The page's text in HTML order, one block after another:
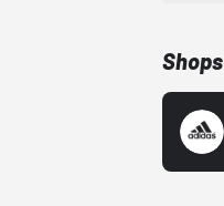
Shops